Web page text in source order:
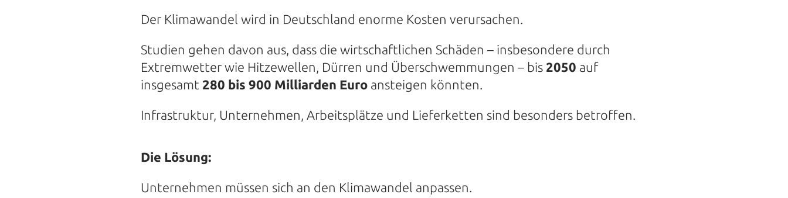
Der Klimawandel wird in Deutschland enorme Kosten verursachen.
Studien gehen davon aus, dass die wirtschaftlichen Schäden – insbesondere durch
Extremwetter wie Hitzewellen, Dürren und Überschwemmungen – bis 2050 auf
insgesamt 280 bis 900 Milliarden Euro ansteigen könnten.
Infrastruktur, Unternehmen, Arbeitsplätze und Lieferketten sind besonders betroffen.
Die Lösung:
Unternehmen müssen sich an den Klimawandel anpassen.